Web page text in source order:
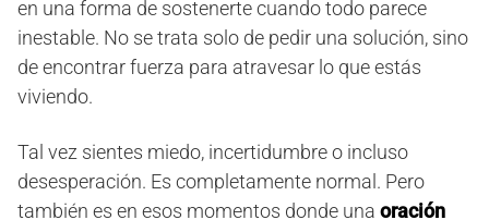
en una forma de sostenerte cuando todo parece
inestable. No se trata solo de pedir una solución, sino
de encontrar fuerza para atravesar lo que estás
viviendo.
Tal vez sientes miedo, incertidumbre o incluso
desesperación. Es completamente normal. Pero
también es en esos momentos donde una oración